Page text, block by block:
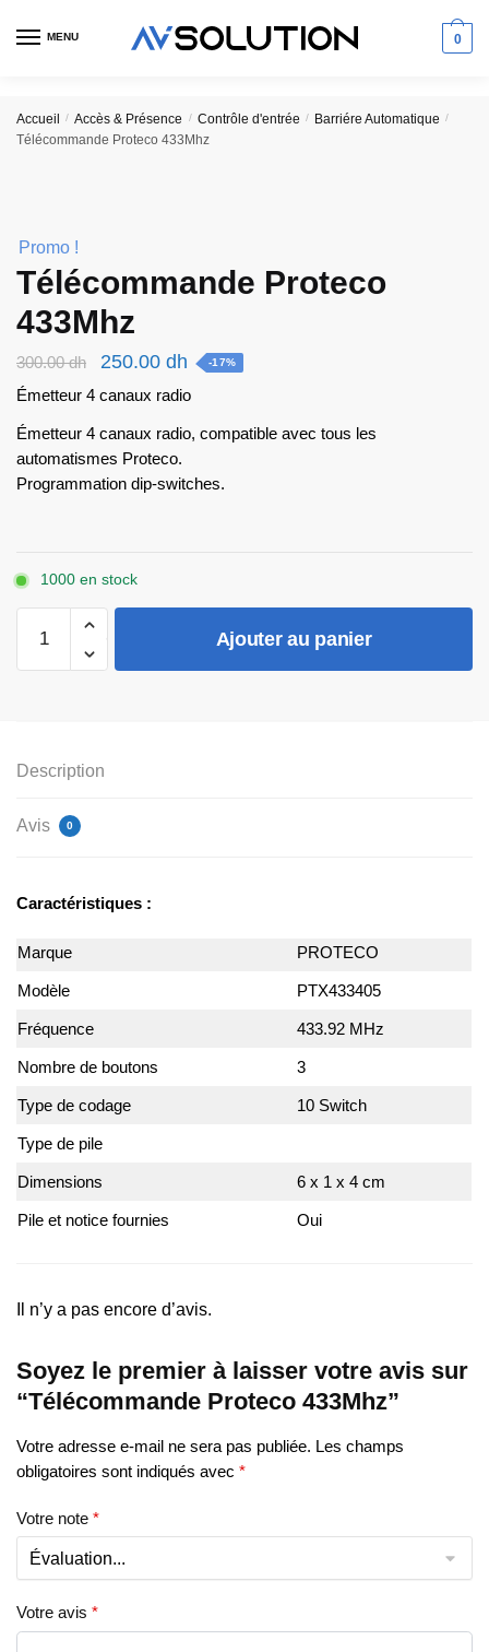
MENU 0
Accueil / Accès & Présence / Contrôle d'entrée / Barriére Automatique /
Télécommande Proteco 433Mhz
Promo !
Télécommande Proteco
433Mhz
300.00dh
Le
prix
était :
300.00 dh.
250.00 dh Le
prix
250.00 dh.
-17%
Émetteur 4 canaux radio
Émetteur 4 canaux radio, compatible avec tous les
automatismes Proteco.
Programmation dip-switches.
1000 en stock
Télécommande
Ajouter au panier
Description
Avis 0
Caractéristiques :
Marque PROTECO
Modèle PTX433405
Fréquence 433.92 MHz
Nombre de boutons 3
Type de codage 10 Switch
Type de pile
Dimensions 6 x 1 x 4 cm
Pile et notice fournies Oui
Il n’y a pas encore d’avis.
Soyez le premier à laisser votre avis sur
“Télécommande Proteco 433Mhz”
Votre adresse e-mail ne sera pas publiée. Les champs
obligatoires sont indiqués avec *
Votre note *
Votre avis *